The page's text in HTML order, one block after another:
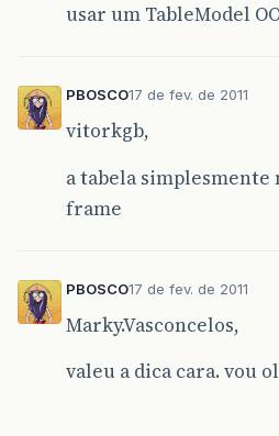
usar um TableModel
PBOSCO17 de fev. de 2011
vitorkgb,
a tabela simplesmente
frame
PBOSCO17 de fev. de 2011
Marky.Vasconcelos,
valeu a dica cara. vou